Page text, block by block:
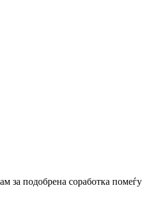
за подобрена соработка